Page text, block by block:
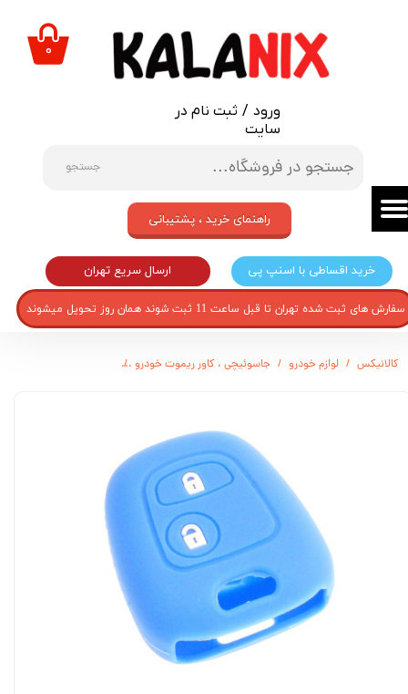
جستجو
ورود / ثبت نام در
سایت
حساب کاربری من
تغییر گذر واژه
خروج از حساب کاربری
۰
خرید اقساطی با اسنپ پی ارسال سریع تهران
راهنمای خرید ، پشتیبانی
سفارش های ثبت شده تهران تا قبل ساعت 11 ثبت شوند همان روز تحویل میشوند
کالانیکس لوازم خودرو جاسوئیچی ، کاور ریموت خودرو